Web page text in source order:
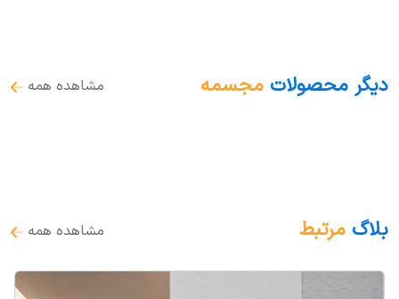
دیگر محصولات مجسمه مشاهده همه
بلاگ مرتبط مشاهده همه